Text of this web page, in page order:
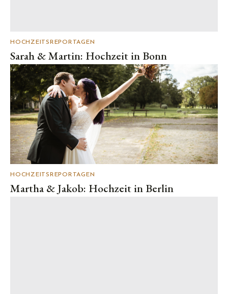
HOCHZEITSREPORTAGEN
Sarah & Martin: Hochzeit in Bonn
HOCHZEITSREPORTAGEN
Martha & Jakob: Hochzeit in Berlin